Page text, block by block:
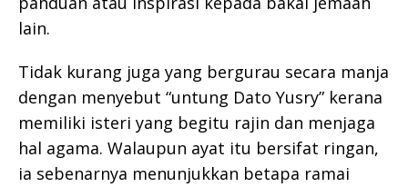
lain.
Tidak kurang juga yang bergurau secara manja
dengan menyebut “untung Dato Yusry” kerana
memiliki isteri yang begitu rajin dan menjaga
hal agama. Walaupun ayat itu bersifat ringan,
ia sebenarnya menunjukkan betapa ramai